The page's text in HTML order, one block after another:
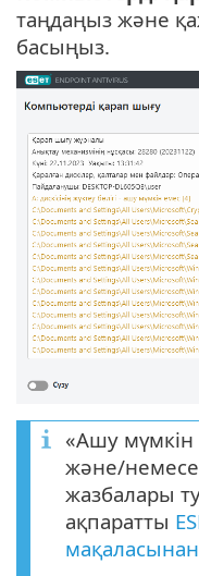
таңдаңыз және
басыңыз.
«Ашу мүмкін
және/немесе
жазбалары
ақпаратты
мақаласынан